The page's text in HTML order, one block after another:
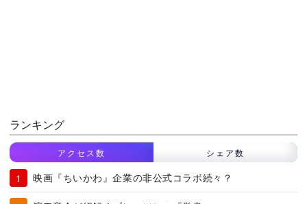
ランキング
アクセス数 シェア数
映画『ちいかわ』企業の非公式コラボ続々？